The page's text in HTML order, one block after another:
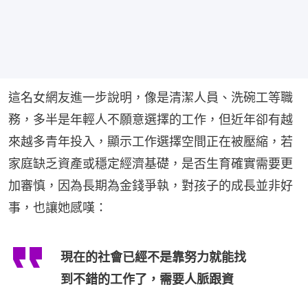
這名女網友進一步說明，像是清潔人員、洗碗工等職
務，多半是年輕人不願意選擇的工作，但近年卻有越
來越多青年投入，顯示工作選擇空間正在被壓縮，若
家庭缺乏資產或穩定經濟基礎，是否生育確實需要更
加審慎，因為長期為金錢爭執，對孩子的成長並非好
事，也讓她感嘆：
現在的社會已經不是靠努力就能找
到不錯的工作了，需要人脈跟資